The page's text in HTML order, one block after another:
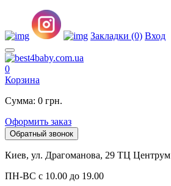
Закладки (0) Вход
0
Корзина
Сумма: 0 грн.
Оформить заказ
Обратный звонок
Киев, ул. Драгоманова, 29 ТЦ Центрум
ПН-ВС с 10.00 до 19.00